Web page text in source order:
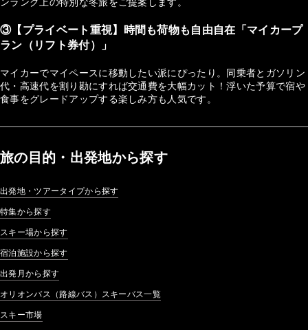
③【プライベート重視】時間も荷物も自由自在「マイカープ
ラン（リフト券付）」
マイカーでマイペースに移動したい派にぴったり。同乗者とガソリン
代・高速代を割り勘にすれば交通費を大幅カット！浮いた予算で宿や
食事をグレードアップする楽しみ方も人気です。
旅の目的・出発地から探す
出発地・ツアータイプから探す
特集から探す
スキー場から探す
宿泊施設から探す
出発月から探す
オリオンバス（路線バス）スキーバス一覧
スキー市場